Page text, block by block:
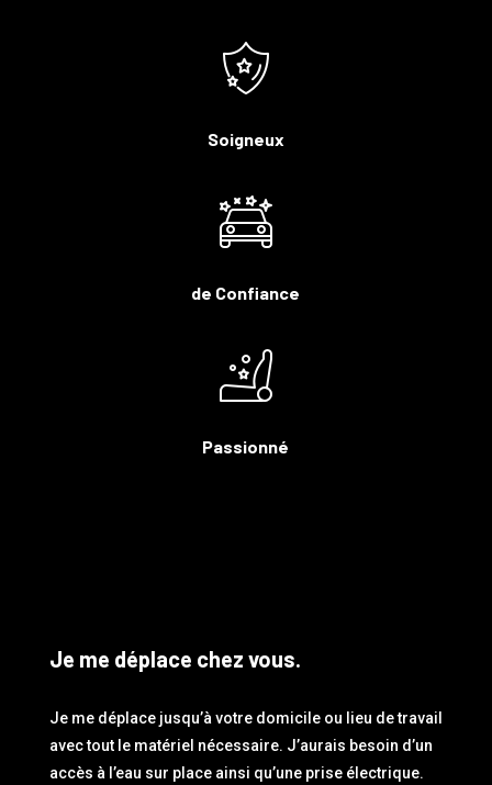
Soigneux
de Confiance
Passionné
Je me déplace chez vous.
Je me déplace jusqu’à votre domicile ou lieu de travail
avec tout le matériel nécessaire. J’aurais besoin d’un
accès à l’eau sur place ainsi qu’une prise électrique.